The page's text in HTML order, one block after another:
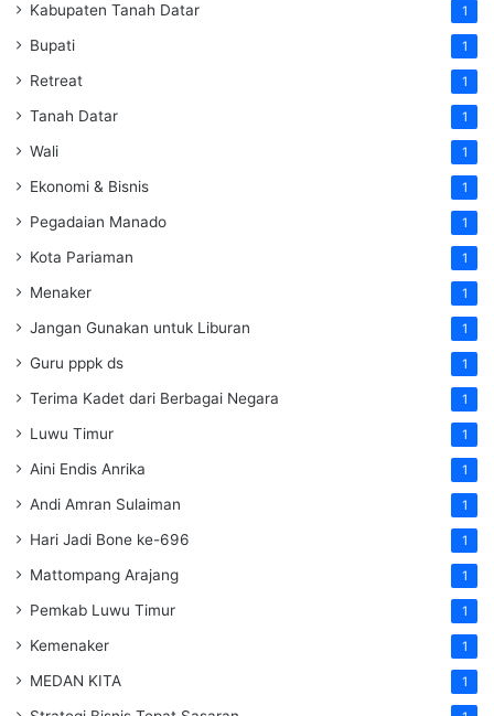
Kabupaten Tanah Datar 1
Bupati 1
Retreat 1
Tanah Datar 1
Wali 1
Ekonomi & Bisnis 1
Pegadaian Manado 1
Kota Pariaman 1
Menaker 1
Jangan Gunakan untuk Liburan 1
Guru pppk ds 1
Terima Kadet dari Berbagai Negara 1
Luwu Timur 1
Aini Endis Anrika 1
Andi Amran Sulaiman 1
Hari Jadi Bone ke-696 1
Mattompang Arajang 1
Pemkab Luwu Timur 1
Kemenaker 1
MEDAN KITA 1